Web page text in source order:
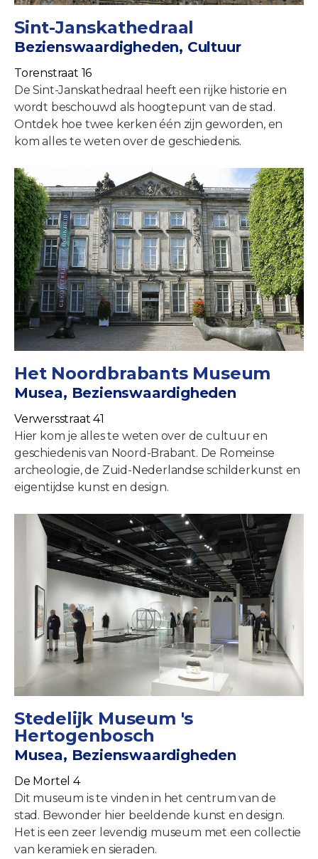
Sint-Janskathedraal
Bezienswaardigheden, Cultuur
Torenstraat 16
De Sint-Janskathedraal heeft een rijke historie en
wordt beschouwd als hoogtepunt van de stad.
Ontdek hoe twee kerken één zijn geworden, en
kom alles te weten over de geschiedenis.
Het Noordbrabants Museum
Musea, Bezienswaardigheden
Verwersstraat 41
Hier kom je alles te weten over de cultuur en
geschiedenis van Noord-Brabant. De Romeinse
archeologie, de Zuid-Nederlandse schilderkunst en
eigentijdse kunst en design.
Stedelijk Museum 's
Hertogenbosch
Musea, Bezienswaardigheden
De Mortel 4
Dit museum is te vinden in het centrum van de
stad. Bewonder hier beeldende kunst en design.
Het is een zeer levendig museum met een collectie
van keramiek en sieraden.